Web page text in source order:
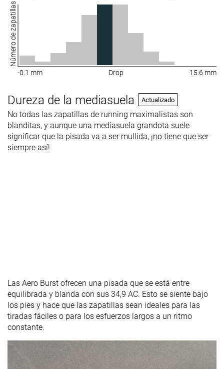
Número de zapatillas
-0.1 mm Drop 15.6 mm
Dureza de la mediasuela Actualizado
No todas las zapatillas de running maximalistas son
blanditas, y aunque una mediasuela grandota suele
significar que la pisada va a ser mullida, ¡no tiene que ser
siempre así!
Las Aero Burst ofrecen una pisada que se está entre
equilibrada y blanda con sus 34,9 AC. Esto se siente bajo
los pies y hace que las zapatillas sean ideales para las
tiradas fáciles o para los esfuerzos largos a un ritmo
constante.